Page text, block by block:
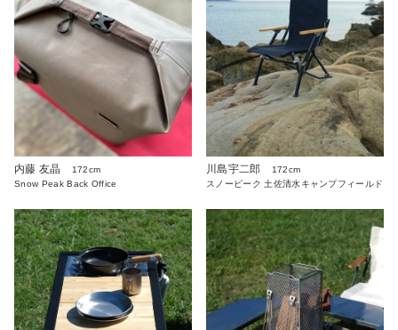
内藤 友晶
172cm
Snow Peak Back Office
川島宇二郎
172cm
スノーピーク 土佐清水キャンプフィールド